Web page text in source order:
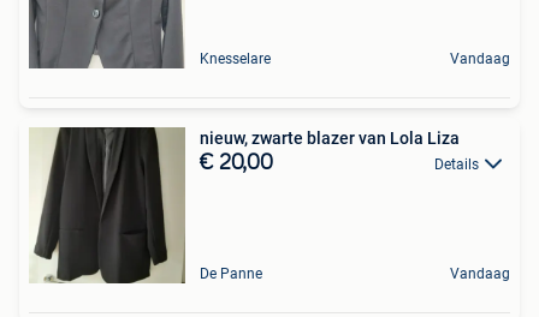
Knesselare Vandaag
nieuw, zwarte blazer van Lola Liza
€ 20,00 Details
De Panne Vandaag